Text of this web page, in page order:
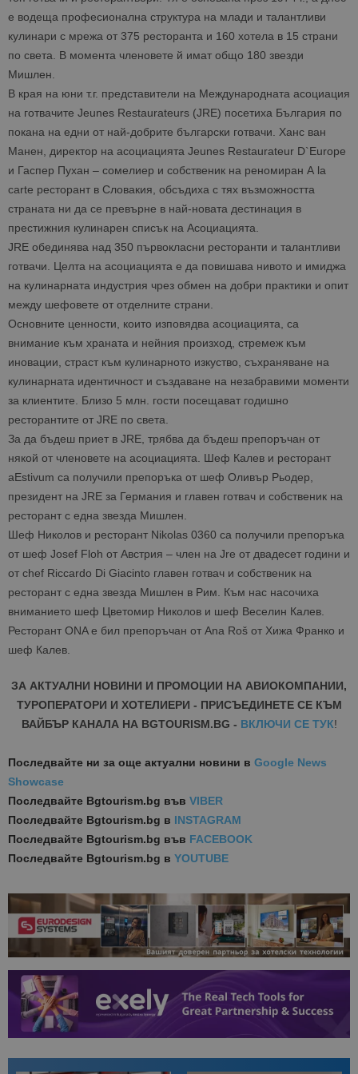
е водеща професионална структура на млади и талантливи
кулинари с мрежа от 375 ресторанта и 160 хотела в 15 страни
по света. В момента членовете й имат общо 180 звезди
Мишлен.
В края на юни т.г. представители на Международната асоциация
на готвачите Jeunes Restaurateurs (JRE) посетиха България по
покана на едни от най-добрите български готвачи. Ханс ван
Манен, директор на асоциацията Jeunes Restaurateur D`Europe
и Гаспер Пухан – сомелиер и собственик на реномиран А la
carte ресторант в Словакия, обсъдиха с тях възможността
страната ни да се превърне в най-новата дестинация в
престижния кулинарен списък на Асоциацията.
JRE обединява над 350 първокласни ресторанти и талантливи
готвачи. Целта на асоциацията е да повишава нивото и имиджа
на кулинарната индустрия чрез обмен на добри практики и опит
между шефовете от отделните страни.
Основните ценности, които изповядва асоциацията, са
внимание към храната и нейния произход, стремеж към
иновации, страст към кулинарното изкуство, съхраняване на
кулинарната идентичност и създаване на незабравими моменти
за клиентите. Близо 5 млн. гости посещават годишно
ресторантите от JRE по света.
За да бъдеш приет в JRE, трябва да бъдеш препоръчан от
някой от членовете на асоциацията. Шеф Калев и ресторант
aEstivum са получили препоръка от шеф Оливър Рьодер,
президент на JRE за Германия и главен готвач и собственик на
ресторант с една звезда Мишлен.
Шеф Николов и ресторант Nikolas 0360 са получили препоръка
от шеф Josef Floh от Австрия – член на Jre от двадесет години и
от chef Riccardo Di Giacinto главен готвач и собственик на
ресторант с една звезда Мишлен в Рим. Към нас насочиха
вниманието шеф Цветомир Николов и шеф Веселин Калев.
Ресторант ONA е бил препоръчан от Ana Roš от Хижа Франко и
шеф Калев.
ЗА АКТУАЛНИ НОВИНИ И ПРОМОЦИИ НА АВИОКОМПАНИИ,
ТУРОПЕРАТОРИ И ХОТЕЛИЕРИ - ПРИСЪЕДИНЕТЕ СЕ КЪМ
ВАЙБЪР КАНАЛА НА BGTOURISM.BG - ВКЛЮЧИ СЕ ТУК!
Последвайте ни за още актуални новини в Google News
Showcase
Последвайте Bgtourism.bg във VIBER
Последвайте Bgtourism.bg в INSTAGRAM
Последвайте Bgtourism.bg във FACEBOOK
Последвайте Bgtourism.bg в YOUTUBE